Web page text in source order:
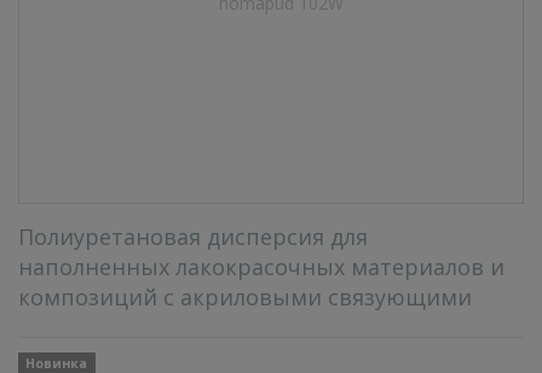
Полиуретановая дисперсия для
наполненных лакокрасочных материалов и
композиций с акриловыми связующими
Новинка